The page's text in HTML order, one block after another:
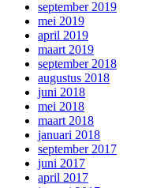
september 2019
mei 2019
april 2019
maart 2019
september 2018
augustus 2018
juni 2018
mei 2018
maart 2018
januari 2018
september 2017
juni 2017
april 2017